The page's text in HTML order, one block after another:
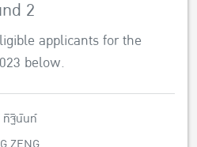
2
applicants for the
below.
ทิฐินันท์